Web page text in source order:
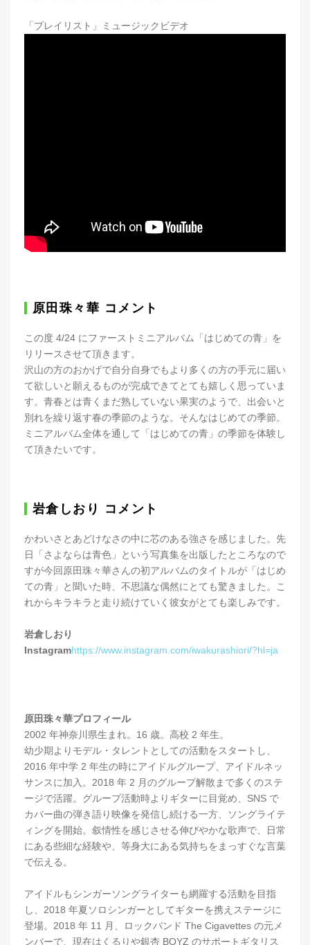
「プレイリスト」ミュージックビデオ
原田珠々華 コメント
この度 4/24 にファーストミニアルバム「はじめての青」を
リリースさせて頂きます。
沢山の方のおかげで自分自身でもより多くの方の手元に届い
て欲しいと願えるものが完成できてとても嬉しく思っていま
す。青春とは青くまだ熟していない果実のようで、出会いと
別れを繰り返す春の季節のような。そんなはじめての季節。
ミニアルバム全体を通して「はじめての青」の季節を体験し
て頂きたいです。
岩倉しおり コメント
かわいさとあどけなさの中に芯のある強さを感じました。先
日「さよならは青色」という写真集を出版したところなので
すが今回原田珠々華さんの初アルバムのタイトルが「はじめ
ての青」と聞いた時、不思議な偶然にとても驚きました。こ
れからキラキラと走り続けていく彼女がとても楽しみです。
岩倉しおり
Instagramhttps://www.instagram.com/iwakurashiori/?hl=ja
原田珠々華プロフィール
2002 年神奈川県生まれ。16 歳。高校 2 年生。
幼少期よりモデル・タレントとしての活動をスタートし、
2016 年中学 2 年生の時にアイドルグループ、アイドルネッ
サンスに加入。2018 年 2 月のグループ解散まで多くのステ
ージで活躍。グループ活動時よりギターに目覚め、SNS で
カバー曲の弾き語り映像を発信し続ける一方、ソングライテ
ィングを開始。叙情性を感じさせる伸びやかな歌声で、日常
にある些細な経験や、等身大にある気持ちをまっすぐな言葉
で伝える。
アイドルもシンガーソングライターも網羅する活動を目指
し、2018 年夏ソロシンガーとしてギターを携えステージに
登場。2018 年 11 月、ロックバンド The Cigavettes の元メ
ンバーで、現在はくるりや銀杏 BOYZ のサポートギタリス